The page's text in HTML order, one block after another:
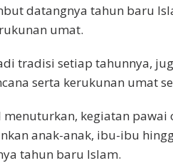
datangnya tahun baru
umat.
tradisi setiap tahunnya,
serta kerukunan umat
menuturkan, kegiatan
anak-anak, ibu-ibu
tahun baru Islam.